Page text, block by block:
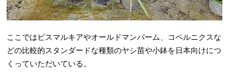
ここではビスマルキアやオールドマンパーム、コペルニクスな
どの比較的スタンダードな種類のヤシ苗や小鉢を日本向けにつ
くっていただいている。